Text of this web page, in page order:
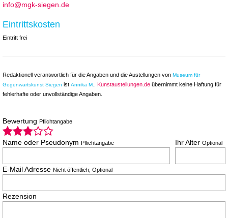
info@mgk-siegen.de
Eintrittskosten
Eintritt frei
Redaktionell verantwortlich für die Angaben und die Austellungen von Museum für
Gegenwartskunst Siegen ist Annika M. Kunstaustellungen.de übernimmt keine Haftung für
fehlerhafte oder unvollständige Angaben.
Bewertung Pflichtangabe
Name oder Pseudonym Pflichtangabe Ihr Alter Optional
E-Mail Adresse Nicht öffentlich; Optional
Rezension